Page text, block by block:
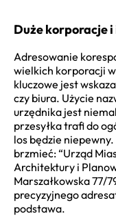
Duże korporacje
Adresowanie
wielkich korporacji
kluczowe jest
czy biura. Użycie
urzędnika jest
przesyłka trafi do
los będzie
brzmieć: “Urząd
Architektury i
Marszałkowska 77/
precyzyjnego
podstawa.